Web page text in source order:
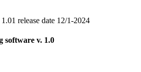
release date 12/1-2024
software v. 1.0